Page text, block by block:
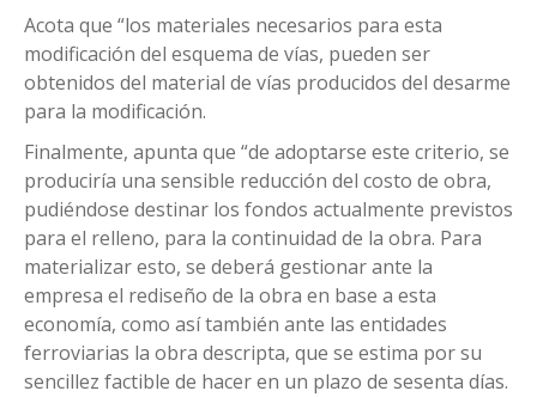
Acota que “los materiales necesarios para esta
modificación del esquema de vías, pueden ser
obtenidos del material de vías producidos del desarme
para la modificación.
Finalmente, apunta que “de adoptarse este criterio, se
produciría una sensible reducción del costo de obra,
pudiéndose destinar los fondos actualmente previstos
para el relleno, para la continuidad de la obra. Para
materializar esto, se deberá gestionar ante la
empresa el rediseño de la obra en base a esta
economía, como así también ante las entidades
ferroviarias la obra descripta, que se estima por su
sencillez factible de hacer en un plazo de sesenta días.